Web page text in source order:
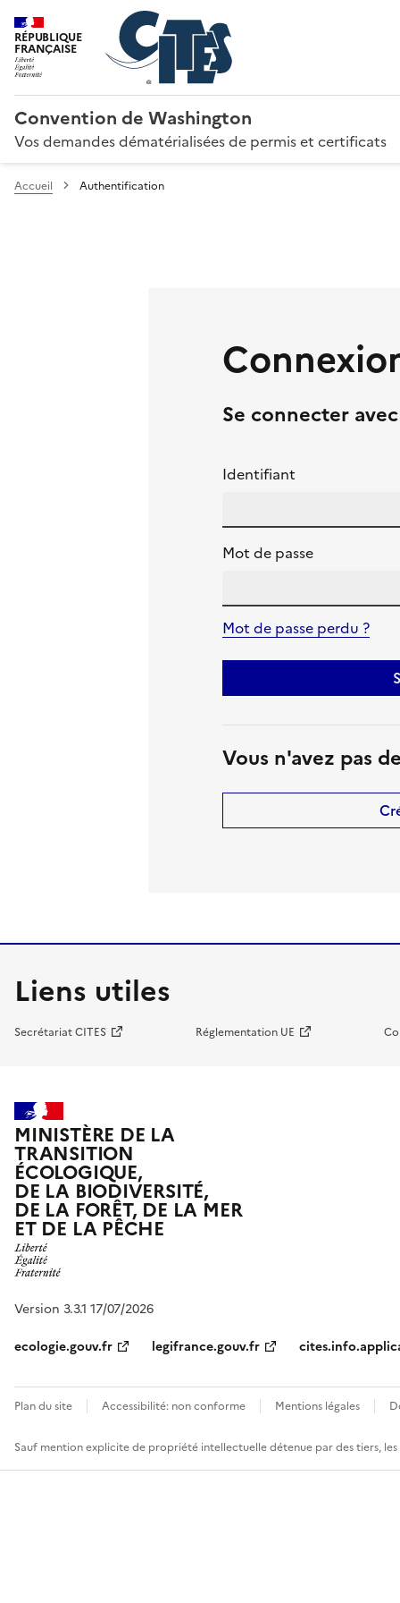
RÉPUBLIQUE
FRANÇAISE
Convention de Washington
Vos demandes dématérialisées de permis et certificats
Accueil Authentification
Se connecter
Identifiant
Mot de passe
Mot de passe perdu ?
Vous n'avez pas
Liens utiles
Secrétariat CITES Réglementation UE
MINISTÈRE DE LA
TRANSITION
ÉCOLOGIQUE,
DE LA BIODIVERSITÉ,
DE LA FORÊT, DE LA MER
ET DE LA PÊCHE
Version 3.3.1 17/07/2026
ecologie.gouv.fr
legifrance.gouv.fr
Plan du site Accessibilité: non conforme Mentions légales
Sauf mention explicite de propriété intellectuelle détenue par des tiers,